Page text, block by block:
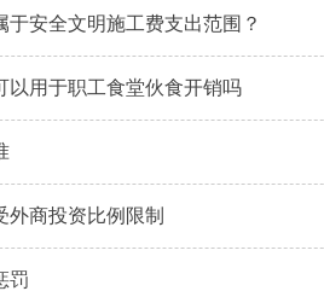
于安全文明施工费支出范围？
以用于职工食堂伙食开销吗
外商投资比例限制
罚